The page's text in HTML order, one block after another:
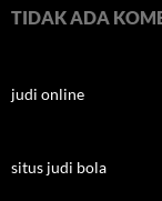
TIDAK ADA
judi online
situs judi bola